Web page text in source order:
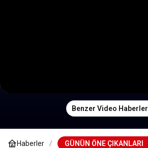
Benzer Video Haberler
Haberler GÜNÜN ÖNE ÇIKANLARI